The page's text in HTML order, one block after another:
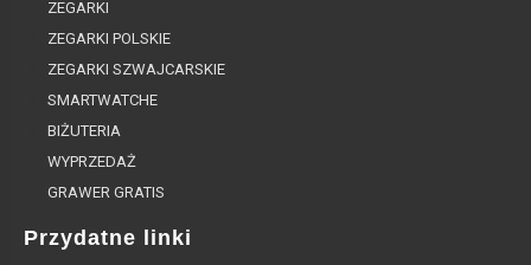
ZEGARKI
ZEGARKI POLSKIE
ZEGARKI SZWAJCARSKIE
SMARTWATCHE
BIŻUTERIA
WYPRZEDAŻ
GRAWER GRATIS
Przydatne linki